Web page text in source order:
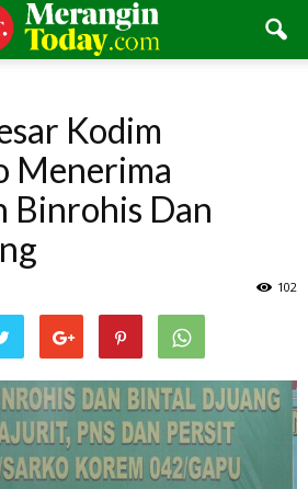
Kodim
Menerima
Binrohis Dan
102